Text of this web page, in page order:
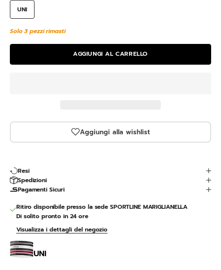
UNI
Solo 3 pezzi rimasti
AGGIUNGI AL CARRELLO
Aggiungi alla wishlist
Resi
Spedizioni
Pagamenti Sicuri
Ritiro disponibile presso la sede SPORTLINE MARIGLIANELLA
Di solito pronto in 24 ore
Visualizza i dettagli del negozio
UNI